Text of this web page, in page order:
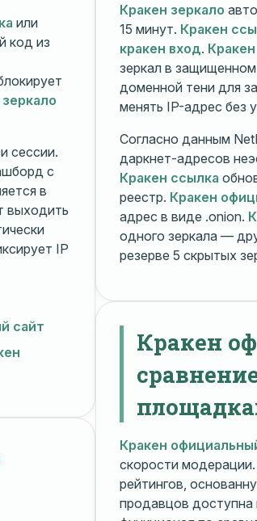
или
код из
сессии.
с
в
выходить
IP
сайт
Кракен зеркало
15 минут. Кракен
кракен вход.
зеркал в
доменной тени для
менять IP-адрес без
Согласно данным
даркнет-адресов
Кракен ссылка
реестр. Кракен
адрес в виде .onion.
одного зеркала —
резерве 5 скрытых
Кракен
Кракен
скорости модерации.
рейтингов,
продавцов